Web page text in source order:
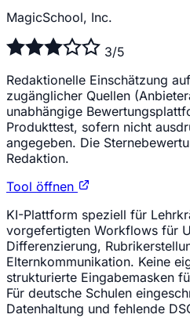
MagicSchool, Inc.
3/5
Redaktionelle Einschätzung
zugänglicher Quellen
unabhängige
Produkttest, sofern nicht
angegeben. Die
Redaktion.
Tool öffnen
KI-Plattform speziell für
vorgefertigten Workflows für
Differenzierung,
Elternkommunikation. Keine
strukturierte Eingabemasken
Für deutsche Schulen
Datenhaltung und fehlende